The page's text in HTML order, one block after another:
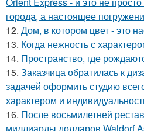
города, а настоящее
12. Дом, в котором цвет - это
13. Когда нежность с
14. Пространство, где
15. Заказчица обратилась к
задачей оформить студию
характером и
16. После восьмилетней
миллиарды долларов Waldorf